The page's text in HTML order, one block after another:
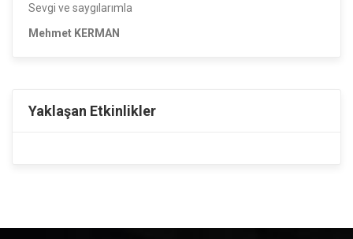
Sevgi ve saygılarımla
Mehmet KERMAN
Yaklaşan Etkinlikler